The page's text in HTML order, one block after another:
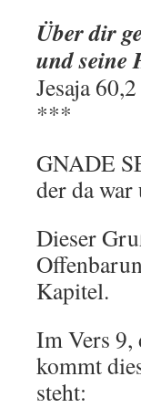
Über dir
und seine
Jesaja 60,2
***
GNADE
der da
Dieser
Kapitel.
Im Vers 9,
kommt
steht: